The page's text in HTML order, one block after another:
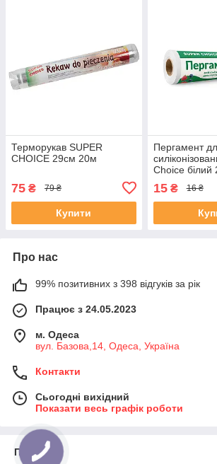
Терморукав SUPER
CHOICE 29см 20м
75 ₴ 79 ₴
Купити
Пергамент
Choice
15₴ 16 ₴
Про нас
99% позитивних з 398 відгуків за рік
Працює з 24.05.2023
м. Одеса
вул. Базова,14, Одеса, Україна
Контакти
Сьогодні вихідний
Показати весь графік роботи
Про нас